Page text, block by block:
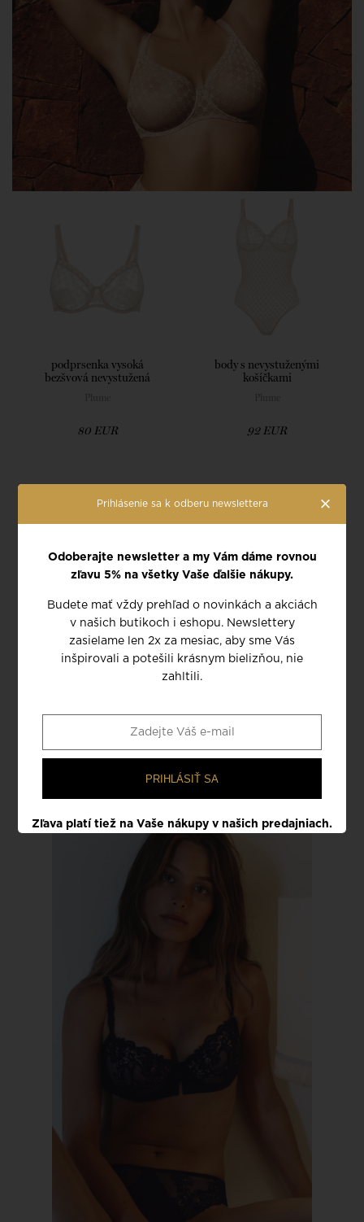
podprsenka vysoká
bezšvová nevystužená
80 EUR
body s nevystuženými
košíčkami
92 EUR
nohavičky sťahovacie
nohavičkové
Plume
tangá sťahovacie
Plume
Prihlásenie sa k odberu newslettera ×
Odoberajte newsletter a my Vám dáme rovnou
zľavu 5% na všetky Vaše ďalšie nákupy.
Budete mať vždy prehľad o novinkách a akciách
v našich butikoch i eshopu. Newslettery
zasielame len 2x za mesiac, aby sme Vás
inšpirovali a potešili krásnym bielizňou, nie
zahltili.
PRIHLÁSIŤ SA
Zľava platí tiež na Vaše nákupy v našich predajniach.